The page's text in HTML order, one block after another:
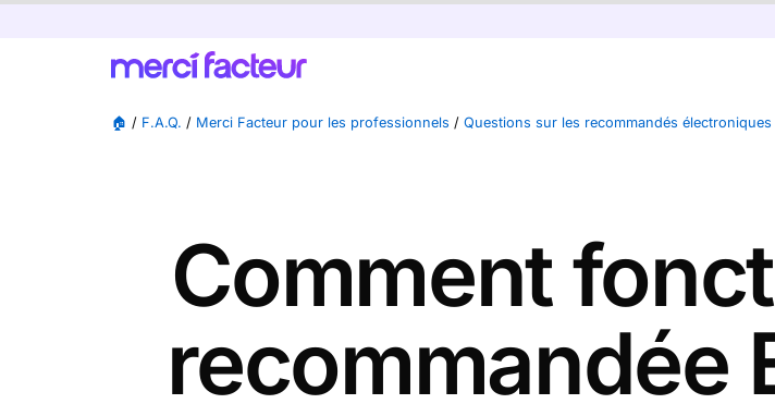
🏠 / F.A.Q. / Merci Facteur pour les professionnels / Questions sur les recommandés électroniques
Comment
recommandée